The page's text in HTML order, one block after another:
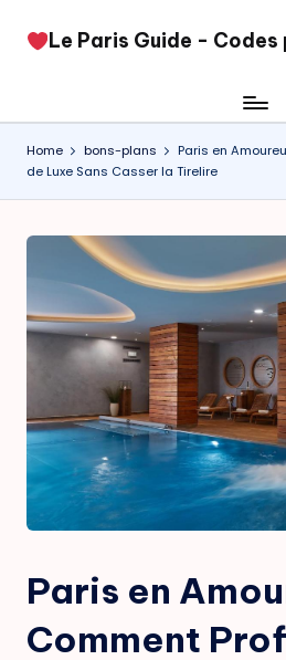
Skip
​Le Paris Guide -
Home bons-plans
Paris en
de Luxe Sans Casser la Tirelire
Paris en
Comment